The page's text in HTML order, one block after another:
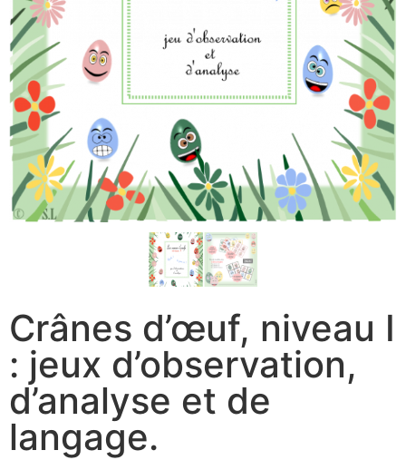
Crânes d’œuf, niveau I
: jeux d’observation,
d’analyse et de
langage.